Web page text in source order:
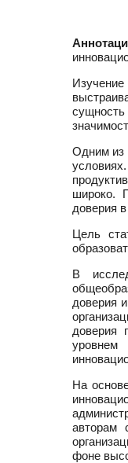
сущность
Одним из
широко.
доверия
Цель
В
доверия
доверия
уровнем
На
авторам
фоне